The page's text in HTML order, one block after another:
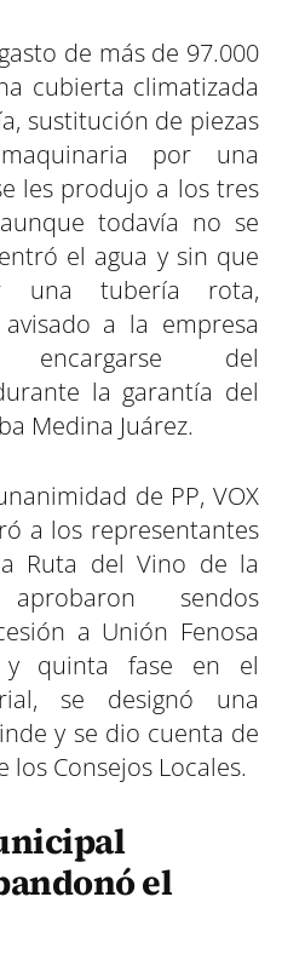
de más de 97.000
cubierta climatizada
sustitución de piezas
por una
les produjo a los tres
todavía no se
el agua y sin que
una tubería rota,
a la empresa
del
la garantía del
Medina Juárez.
de PP, VOX
a los representantes
Ruta del Vino de la
sendos
a Unión Fenosa
quinta fase en el
se designó una
y se dio cuenta de
Consejos Locales.
el